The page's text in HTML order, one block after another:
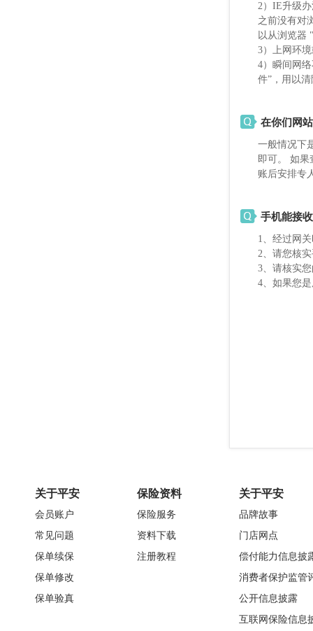
2）IE升级
之前没有对
以从浏览器
3）上网环
4）瞬间网
件”，用以
在你们网
一般情况下
即可。 如果
账后安排专
手机能接
1、经过网
2、请您核
3、请核实
4、如果您
关于平安
会员账户
常见问题
保单续保
保单修改
保单验真
保险资料
保险服务
资料下载
注册教程
关于平安
品牌故事
门店网点
偿付能力信息披
消费者保护监管
公开信息披露
互联网保险信息